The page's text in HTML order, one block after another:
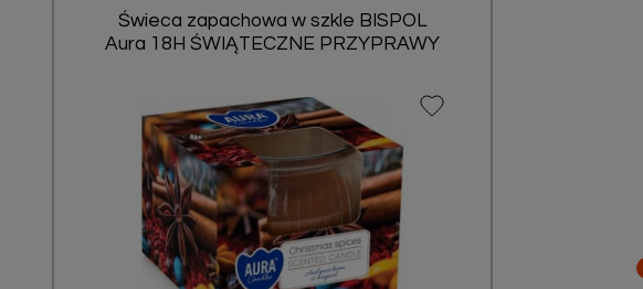
Świeca zapachowa w szkle BISPOL
Aura 18H ŚWIĄTECZNE PRZYPRAWY